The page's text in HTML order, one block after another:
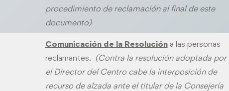
procedimiento de reclamación al final de este
documento)
Comunicación de la Resolucióna las personas
reclamantes. (Contra la resolución adoptada por
el Director del Centro cabe la interposición de
recurso de alzada ante el titular de la Consejería